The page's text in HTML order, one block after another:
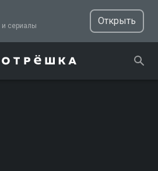
ТВ, фильмы и сериалы
Открыть